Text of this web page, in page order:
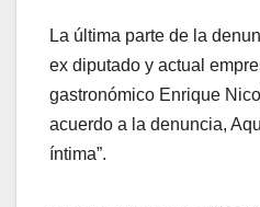
La última parte de la
ex diputado y actual
gastronómico Enrique
acuerdo a la denuncia,
íntima”.